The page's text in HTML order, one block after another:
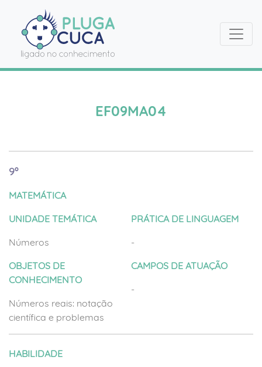
EF09MA04
9º
MATEMÁTICA
UNIDADE TEMÁTICA
Números
OBJETOS DE
CONHECIMENTO
Números reais: notação
científica e problemas
PRÁTICA DE LINGUAGEM
-
CAMPOS DE ATUAÇÃO
-
HABILIDADE